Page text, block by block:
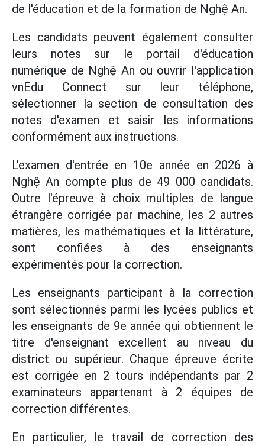
de l'éducation et de la formation de Nghệ An.
Les candidats peuvent également consulter
leurs notes sur le portail d'éducation
numérique de Nghệ An ou ouvrir l'application
vnEdu Connect sur leur téléphone,
sélectionner la section de consultation des
notes d'examen et saisir les informations
conformément aux instructions.
L'examen d'entrée en 10e année en 2026 à
Nghệ An compte plus de 49 000 candidats.
Outre l'épreuve à choix multiples de langue
étrangère corrigée par machine, les 2 autres
matières, les mathématiques et la littérature,
sont confiées à des enseignants
expérimentés pour la correction.
Les enseignants participant à la correction
sont sélectionnés parmi les lycées publics et
les enseignants de 9e année qui obtiennent le
titre d'enseignant excellent au niveau du
district ou supérieur. Chaque épreuve écrite
est corrigée en 2 tours indépendants par 2
examinateurs appartenant à 2 équipes de
correction différentes.
En particulier, le travail de correction des